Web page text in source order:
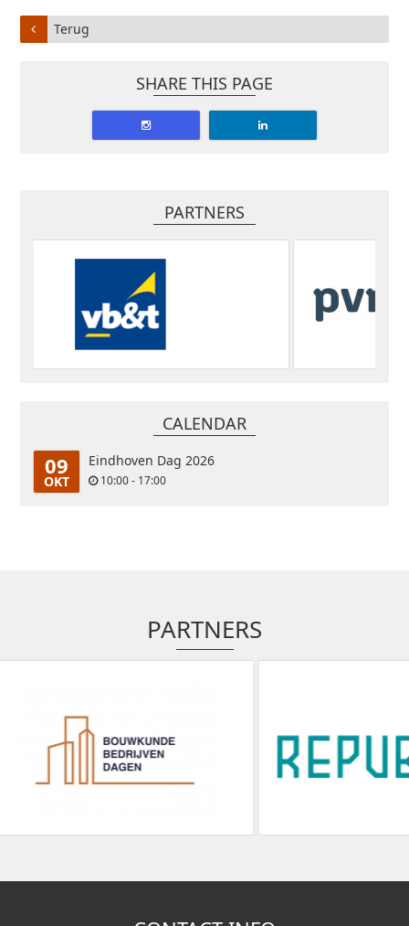
Terug
SHARE THIS PAGE
PARTNERS
CALENDAR
09
OKT
Eindhoven Dag 2026
10:00 - 17:00
PARTNERS